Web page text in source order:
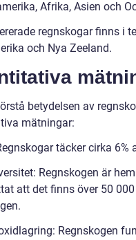
Afrika, Asien och
regnskogar finns i
och Nya Zeeland.
betydelsen av
mätningar:
täcker cirka 6%
Regnskogen är
att det finns över 50
Regnskogen